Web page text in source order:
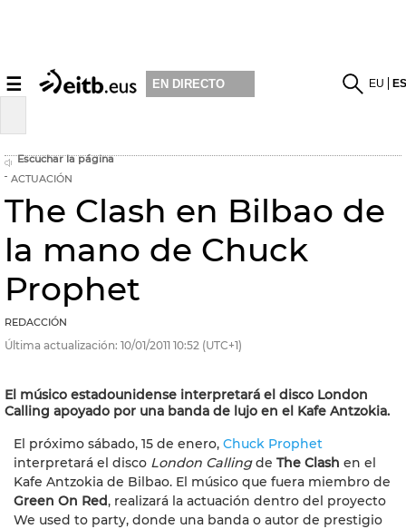
☰ EN DIRECTO EU
Escuchar la página
ACTUACIÓN
The Clash en Bilbao de
la mano de Chuck
Prophet
REDACCIÓN
Última actualización: 10/01/2011 10:52 (UTC+1)
El músico estadounidense interpretará el disco London
Calling apoyado por una banda de lujo en el Kafe Antzokia.
El próximo sábado, 15 de enero, Chuck Prophet
interpretará el disco London Callingde The Clash en el
Kafe Antzokia de Bilbao. El músico que fuera miembro de
Green On Red, realizará la actuación dentro del proyecto
We used to party, donde una banda o autor de prestigio